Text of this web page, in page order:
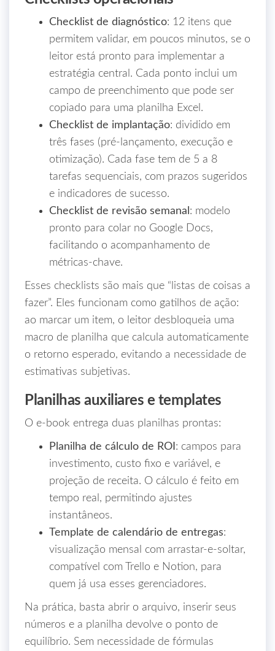
Checklist de diagnóstico: 12 itens que
permitem validar, em poucos minutos, se o
leitor está pronto para implementar a
estratégia central. Cada ponto inclui um
campo de preenchimento que pode ser
copiado para uma planilha Excel.
Checklist de implantação: dividido em
três fases (pré‑lançamento, execução e
otimização). Cada fase tem de 5 a 8
tarefas sequenciais, com prazos sugeridos
e indicadores de sucesso.
Checklist de revisão semanal : modelo
pronto para colar no Google Docs,
facilitando o acompanhamento de
métricas-chave.
Esses checklists são mais que “listas de coisas a
fazer”. Eles funcionam como gatilhos de ação:
ao marcar um item, o leitor desbloqueia uma
macro de planilha que calcula automaticamente
o retorno esperado, evitando a necessidade de
estimativas subjetivas.
Planilhas auxiliares e templates
O e‑book entrega duas planilhas prontas:
Planilha de cálculo de ROI : campos para
investimento, custo fixo e variável, e
projeção de receita. O cálculo é feito em
tempo real, permitindo ajustes
instantâneos.
Template de calendário de entregas:
visualização mensal com arrastar‑e‑soltar,
compatível com Trello e Notion, para
quem já usa esses gerenciadores.
Na prática, basta abrir o arquivo, inserir seus
números e a planilha devolve o ponto de
equilíbrio. Sem necessidade de fórmulas